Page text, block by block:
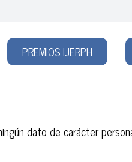
PREMIOS IJERPH
dato de carácter